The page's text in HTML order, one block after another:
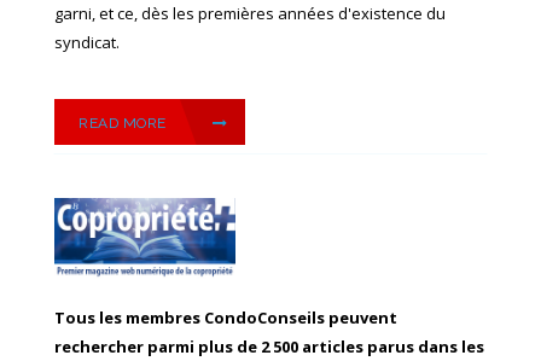
garni, et ce, dès les premières années d'existence du
syndicat.
READ MORE
Tous les membres CondoConseils peuvent
rechercher parmi plus de 2 500 articles parus dans les